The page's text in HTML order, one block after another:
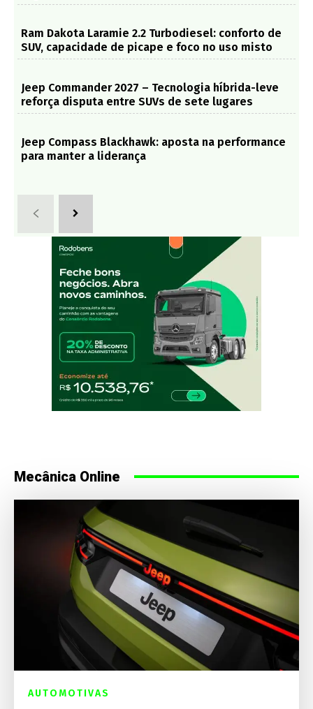
Ram Dakota Laramie 2.2 Turbodiesel: conforto de
SUV, capacidade de picape e foco no uso misto
Jeep Commander 2027 – Tecnologia híbrida-leve
reforça disputa entre SUVs de sete lugares
Jeep Compass Blackhawk: aposta na performance
para manter a liderança
Mecânica Online
AUTOMOTIVAS